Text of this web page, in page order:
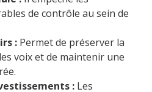
de contrôle au sein de
: Permet de préserver la
voix et de maintenir une
: Les